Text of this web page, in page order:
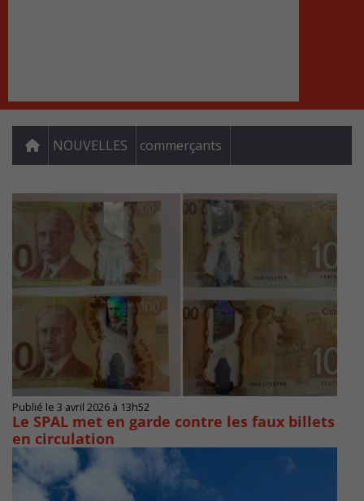
NOUVELLES commerçants
Publié le 3 avril 2026 à 13h52
Le SPAL met en garde contre les faux billets
en circulation